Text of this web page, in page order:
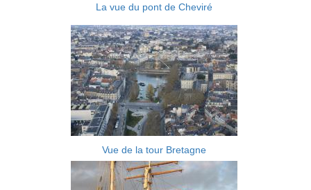
La vue du pont de Cheviré
Vue de la tour Bretagne